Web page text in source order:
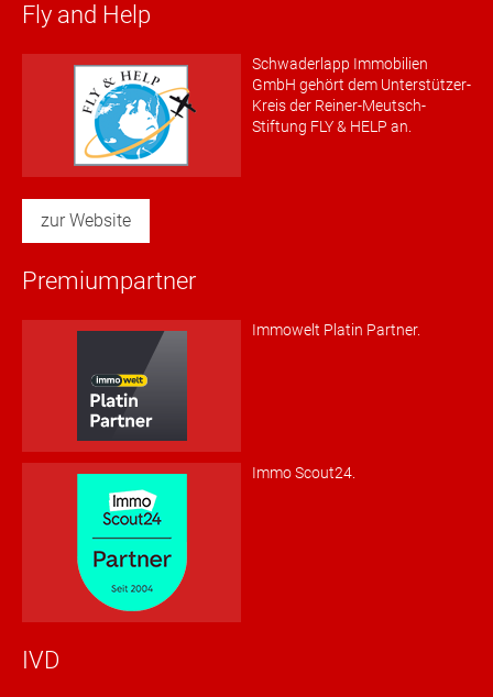
Fly and Help
Schwaderlapp Immobilien
GmbH gehört dem Unterstützer-
Kreis der Reiner-Meutsch-
Stiftung FLY & HELP an.
zur Website
Premiumpartner
Immowelt Platin Partner.
Immo Scout24.
IVD